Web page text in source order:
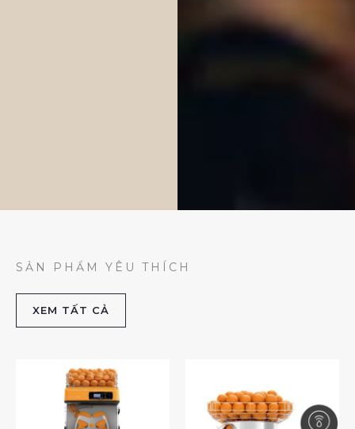
SẢN PHẨM YÊU THÍCH
XEM TẤT CẢ